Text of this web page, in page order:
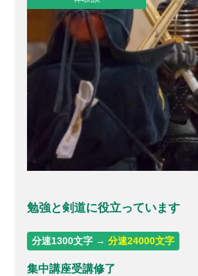
勉強と剣道に役立っています
分速1300文字 →分速24000文字
集中講座受講修了